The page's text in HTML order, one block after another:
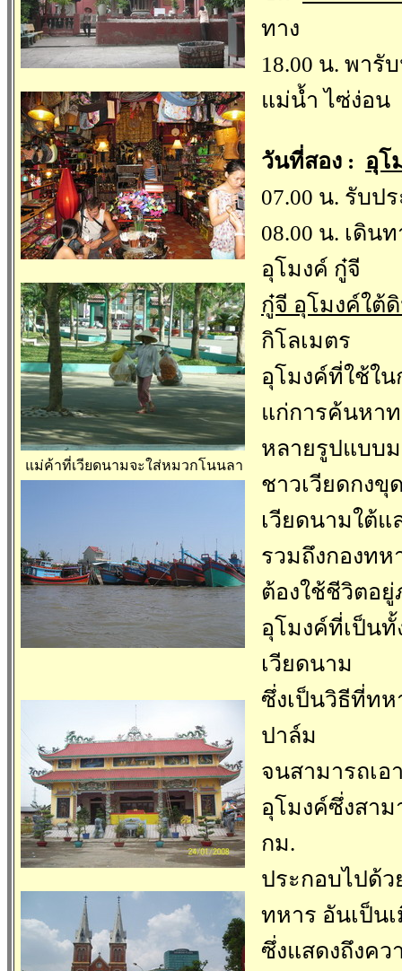
แม่ค้าที่เวียดนามจะใส่หมวกโนนลา
ทาง
18.00 น. พารั
แม่น้ำ ไซ่ง่อน
วันที่สอง : อุโ
07.00 น. รับป
08.00 น. เดิน
อุโมงค์ กู๋จี
กู๋จี อุโมงค์ใต้
กิโลเมตร
อุโมงค์ที่ใช้ใ
แก่การค้นหาท
หลายรูปแบบ
ชาวเวียดกง
เวียดนามใต้แ
รวมถึงกองท
ต้องใช้ชีวิตอ
อุโมงค์ที่เป็น
เวียดนาม
ซึ่งเป็นวิธีที่ทห
ปาล์ม
จนสามารถเอ
อุโมงค์ซึ่งสาม
กม.
ประกอบไปด้
ทหาร อันเป็น
ซึ่งแสดงถึงคว